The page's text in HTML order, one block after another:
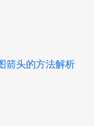
箭头的方法解析